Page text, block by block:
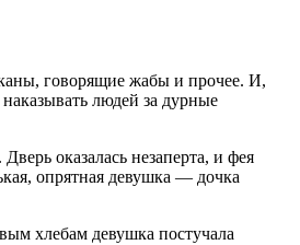
говорящие жабы и прочее. И,
людей за дурные
оказалась незаперта, и фея
опрятная девушка — дочка
хлебам девушка постучала